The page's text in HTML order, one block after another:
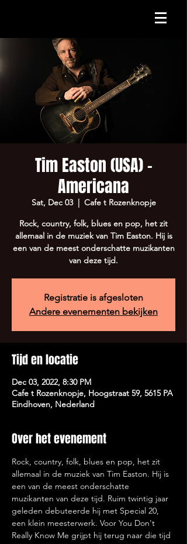
Tim Easton (USA) -
Americana
Sat, Dec 03
  |
Cafe t Rozenknopje
Rock, country, folk, blues en pop, het zit
allemaal in de muziek van Tim Easton. Hij is
een van de meest onderschatte muzikanten
van deze tijd.
Registratie is afgesloten
Andere evenementen bekijken
Tijd en locatie
Dec 03, 2022, 8:30 PM
Cafe t Rozenknopje, Hoogstraat 59, 5615 PA
Eindhoven, Nederland
Over het evenement
Rock, country, folk, blues en pop, het zit
allemaal in de muziek van Tim Easton. Hij is
een van de meest onderschatte
muzikanten van deze tijd. Ruim twintig jaar
geleden debuteerde hij met Special 20,
een klein meesterwerk. Voor You Don't
Really Know Me grijpt hij terug naar die tijd